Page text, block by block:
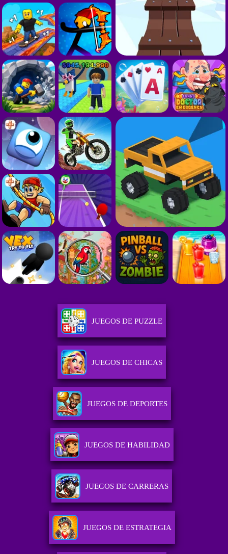
JUEGOS DE PUZZLE
JUEGOS DE CHICAS
JUEGOS DE DEPORTES
JUEGOS DE HABILIDAD
JUEGOS DE CARRERAS
JUEGOS DE ESTRATEGIA